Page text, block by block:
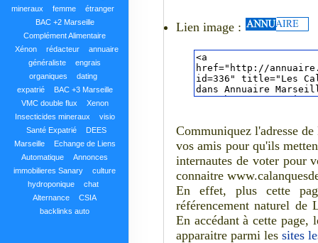
mineraux
femme
étranger
BAC +2 Marseille
Complément Alimentaire
Xénon
rédacteur
annuaire
généraliste
engrais
organiques
dating
expatrié
BAC +3 Marseille
VMC double flux
Xenon
Insecticides mineraux
visio
Santé Expatrié
DEES
Marseille
Echange de Liens
Automatique
Annonces
immobilieres Sanary
culture
hydroponique
chat
Alternance
CSIA
backlinks auto
Lien image :
Communiquez l'adresse
vos amis pour qu'ils
internautes de voter pour
connaitre
En effet, plus cette
référencement naturel de
En accédant à cette page,
apparaitre parmi les sites